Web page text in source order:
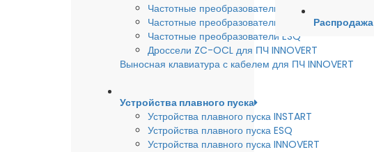
Частотные преобразователи INNOVERT
Частотные преобразователи HYUNDAI
Частотные преобразователи ESQ
Дроссели ZC-OCL для ПЧ INNOVERT
Выносная клавиатура с кабелем для ПЧ INNOVERT
Устройства плавного пуска
Устройства плавного пуска INSTART
Устройства плавного пуска ESQ
Устройства плавного пуска INNOVERT
Распродажа